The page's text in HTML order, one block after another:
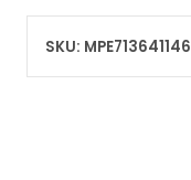
SKU: MPE713641146